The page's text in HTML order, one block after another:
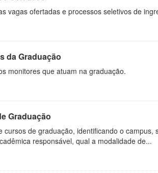
vagas ofertadas e processos seletivos de
da Graduação
monitores que atuam na graduação.
Graduação
cursos de graduação, identificando o
responsável, qual a modalidade de...